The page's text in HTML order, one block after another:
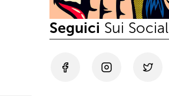
Seguici Sui Social